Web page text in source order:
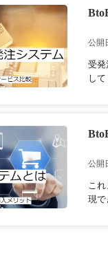
公開
受発
し
公開
こ
現で